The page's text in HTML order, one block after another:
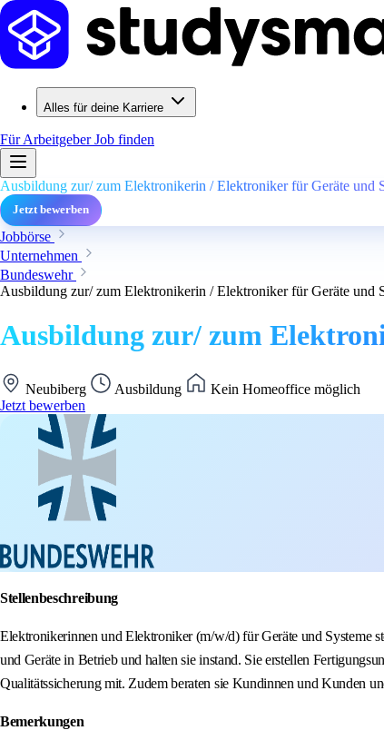
Alles für deine Karriere
Für ArbeitgeberJob finden
Ausbildung zur/ zum Elektronikerin / Elektroniker für Geräte und
Jetzt bewerben
Jobbörse
Unternehmen
Bundeswehr
Ausbildung zur/ zum Elektronikerin / Elektroniker für Geräte und
Ausbildung zur/ zum
Neubiberg Ausbildung
Kein Homeoffice möglich
Jetzt bewerben
Stellenbeschreibung
Elektronikerinnen und Elektroniker (m/w/d) für Geräte und Systeme
und Geräte in Betrieb und halten sie instand. Sie erstellen
Qualitätssicherung mit. Zudem beraten sie Kundinnen und Kunden
Bemerkungen